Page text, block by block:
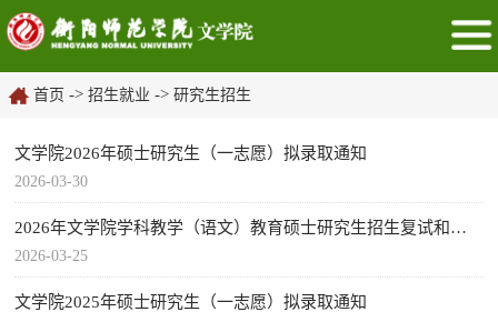
首页 -> 招生就业 -> 研究生招生
文学院2026年硕士研究生（一志愿）拟录取通知
2026-03-30
2026年文学院学科教学（语文）教育硕士研究生招生复试和录取工作方案及一志愿复试名单公示
2026-03-25
文学院2025年硕士研究生（一志愿）拟录取通知